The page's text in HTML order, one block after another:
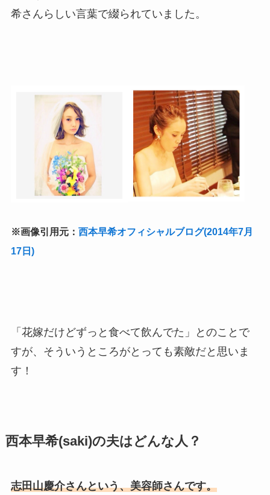
希さんらしい言葉で綴られていました。
※画像引用元： 西本早希オフィシャルブログ(2014年7月
17日)
「花嫁だけどずっと食べて飲んでた」とのことで
すが、そういうところがとっても素敵だと思いま
す！
西本早希(saki)の夫はどんな人？
志田山慶介さんという、美容師さんです。